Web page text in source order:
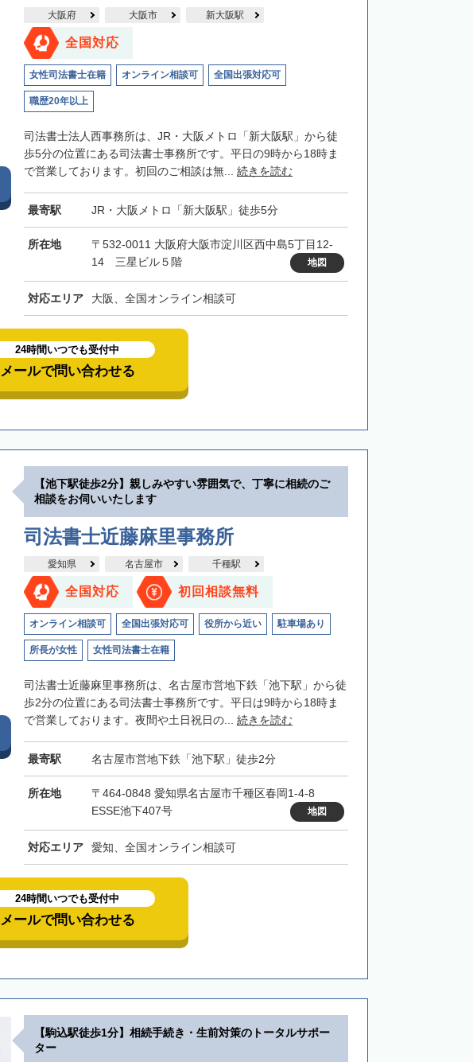
大阪府 大阪市 新大阪駅
全国対応
女性司法書士在籍 オンライン相談可 全国出張対応可
職歴20年以上
司法書士法人西事務所は、JR・大阪メトロ「新大阪駅」から徒
歩5分の位置にある司法書士事務所です。平日の9時から18時ま
で営業しております。初回のご相談は無... 続きを読む
最寄駅 JR・大阪メトロ「新大阪駅」徒歩5分
所在地
〒532-0011 大阪府大阪市淀川区西中島5丁目12-
14 三星ビル５階
地図
対応エリア 大阪、全国オンライン相談可
24時間いつでも受付中
メールで問い合わせる
【池下駅徒歩2分】親しみやすい雰囲気で、丁寧に相続のご
相談をお伺いいたします
司法書士近藤麻里事務所
愛知県 名古屋市 千種駅
全国対応 初回相談無料
オンライン相談可 全国出張対応可 役所から近い 駐車場あり
所長が女性 女性司法書士在籍
司法書士近藤麻里事務所は、名古屋市営地下鉄「池下駅」から徒
歩2分の位置にある司法書士事務所です。平日は9時から18時ま
で営業しております。夜間や土日祝日の... 続きを読む
最寄駅 名古屋市営地下鉄「池下駅」徒歩2分
所在地
〒464-0848 愛知県名古屋市千種区春岡1-4-8
ESSE池下407号
地図
対応エリア 愛知、全国オンライン相談可
24時間いつでも受付中
メールで問い合わせる
【駒込駅徒歩1分】相続手続き・生前対策のトータルサポー
ター